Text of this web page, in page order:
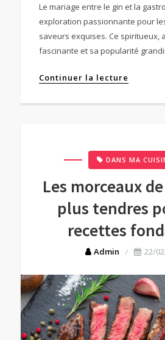
Le mariage entre le gin et la
exploration passionnante pour
saveurs exquises. Ce spiritueux,
fascinante et sa popularité
Continuer la lecture
DANS MA
Les morceaux
plus tendres
recettes
Admin 22/